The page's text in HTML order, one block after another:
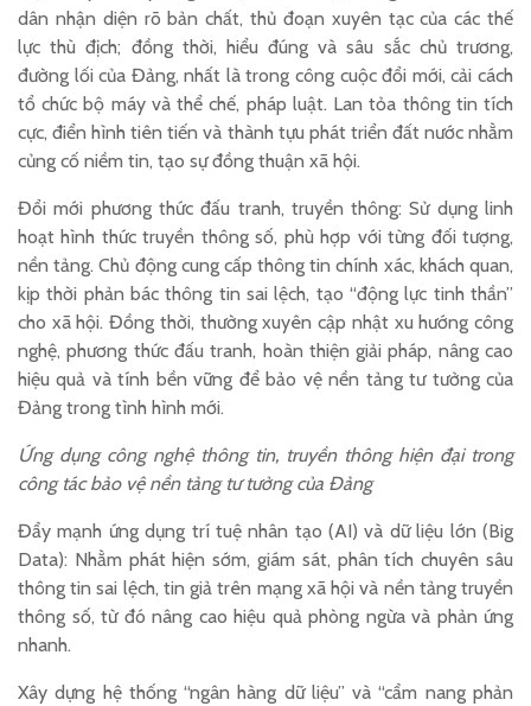
dân nhận diện rõ bản chất, thủ đoạn xuyên tạc của các thế
lực thù địch; đồng thời, hiểu đúng và sâu sắc chủ trương,
đường lối của Đảng, nhất là trong công cuộc đổi mới, cải cách
tổ chức bộ máy và thể chế, pháp luật. Lan tỏa thông tin tích
cực, điển hình tiên tiến và thành tựu phát triển đất nước nhằm
củng cố niềm tin, tạo sự đồng thuận xã hội.
Đổi mới phương thức đấu tranh, truyền thông: Sử dụng linh
hoạt hình thức truyền thông số, phù hợp với từng đối tượng,
nền tảng. Chủ động cung cấp thông tin chính xác, khách quan,
kịp thời phản bác thông tin sai lệch, tạo “động lực tinh thần”
cho xã hội. Đồng thời, thường xuyên cập nhật xu hướng công
nghệ, phương thức đấu tranh, hoàn thiện giải pháp, nâng cao
hiệu quả và tính bền vững để bảo vệ nền tảng tư tưởng của
Đảng trong tình hình mới.
Ứng dụng công nghệ thông tin, truyền thông hiện đại trong
công tác bảo vệ nền tảng tư tưởng của Đảng
Đẩy mạnh ứng dụng trí tuệ nhân tạo (AI) và dữ liệu lớn (Big
Data): Nhằm phát hiện sớm, giám sát, phân tích chuyên sâu
thông tin sai lệch, tin giả trên mạng xã hội và nền tảng truyền
thông số, từ đó nâng cao hiệu quả phòng ngừa và phản ứng
nhanh.
Xây dựng hệ thống “ngân hàng dữ liệu” và “cẩm nang phản